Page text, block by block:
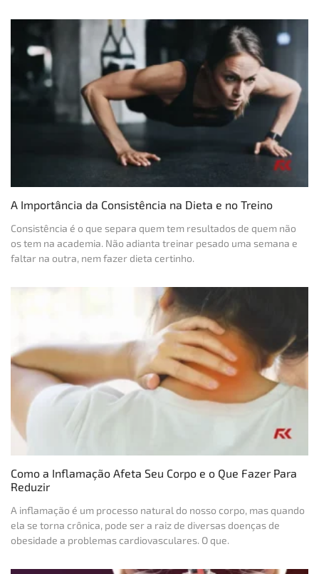
A Importância da Consistência na Dieta e no Treino
Consistência é o que separa quem tem resultados de quem não
os tem na academia. Não adianta treinar pesado uma semana e
faltar na outra, nem fazer dieta certinho.
Como a Inflamação Afeta Seu Corpo e o Que Fazer Para
Reduzir
A inflamação é um processo natural do nosso corpo, mas quando
ela se torna crônica, pode ser a raiz de diversas doenças de
obesidade a problemas cardiovasculares. O que.